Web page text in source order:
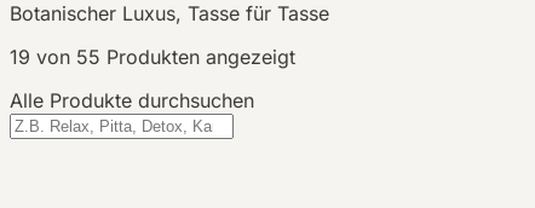
Botanischer Luxus, Tasse für Tasse
19 von 55 Produkten angezeigt
Alle Produkte durchsuchen